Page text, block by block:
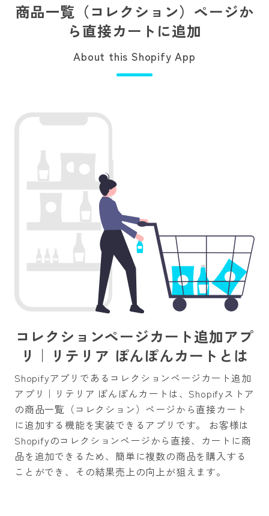
商品一覧（コレクション）ページか
ら直接カートに追加
About this Shopify App
コレクションページカート追加アプ
リ｜リテリア ぽんぽんカートとは
Shopifyアプリであるコレクションページカート追加
アプリ｜リテリア ぽんぽんカートは、Shopifyストア
の商品一覧（コレクション）ページから直接カート
に追加する機能を実装できるアプリです。 お客様は
Shopifyのコレクションページから直接、カートに商
品を追加できるため、簡単に複数の商品を購入する
ことができ、その結果売上の向上が狙えます。